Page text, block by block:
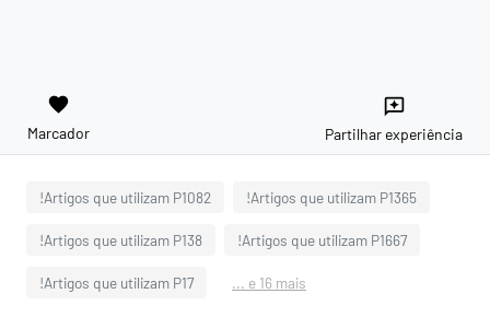
favorite
Marcador
reviews
Partilhar experiência
!Artigos que utilizam P1082 !Artigos que utilizam P1365
!Artigos que utilizam P138 !Artigos que utilizam P1667
!Artigos que utilizam P17 ... e 16 mais